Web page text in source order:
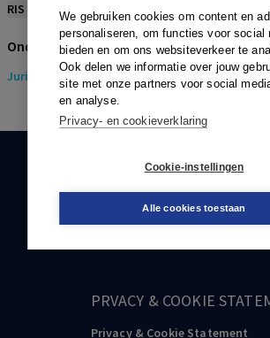
We gebruiken cookies om content en
personaliseren, om functies voor social
bieden en om ons websiteverkeer te
Ook delen we informatie over jouw
site met onze partners voor social
en analyse.
Privacy- en cookieverklaring
Cookie-instellingen
Alle cookies toestaan
RIS BibTex APA
Onderwerpen
Juridisch > Gezondheidsrecht
KLANTENSERVICE
088-0301000
PRVACY & COOKIE
Privacy & Cookie Statement